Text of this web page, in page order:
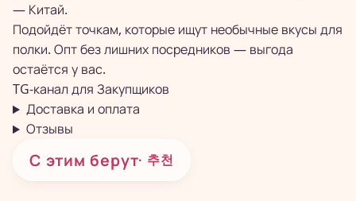
— Китай.
Подойдёт точкам, которые ищут необычные вкусы для
полки. Опт без лишних посредников — выгода
остаётся у вас.
TG-канал для Закупщиков
Доставка и оплата
Отзывы
С этим берут· 추천